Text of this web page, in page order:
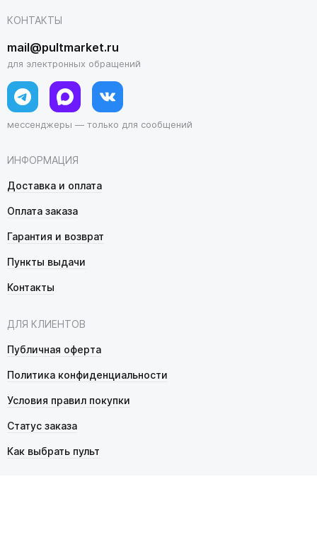
ИНФОРМАЦИЯ
Доставка и оплата
Оплата заказа
Гарантия и возврат
Пункты выдачи
Контакты
ДЛЯ КЛИЕНТОВ
Публичная оферта
Политика конфиденциальности
Условия правил покупки
Статус заказа
Как выбрать пульт
КОНТАКТЫ
mail@pultmarket.ru
для электронных обращений
мессенджеры — только для сообщений